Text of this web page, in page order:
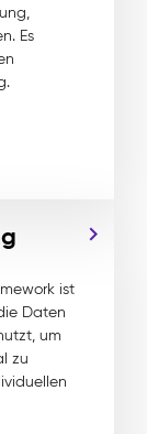
Es
ist
Daten
um
zu